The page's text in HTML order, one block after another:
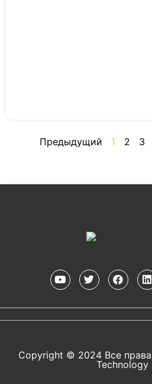
Предыдущий 1 2 3
Copyright © 2024 Все
Technology